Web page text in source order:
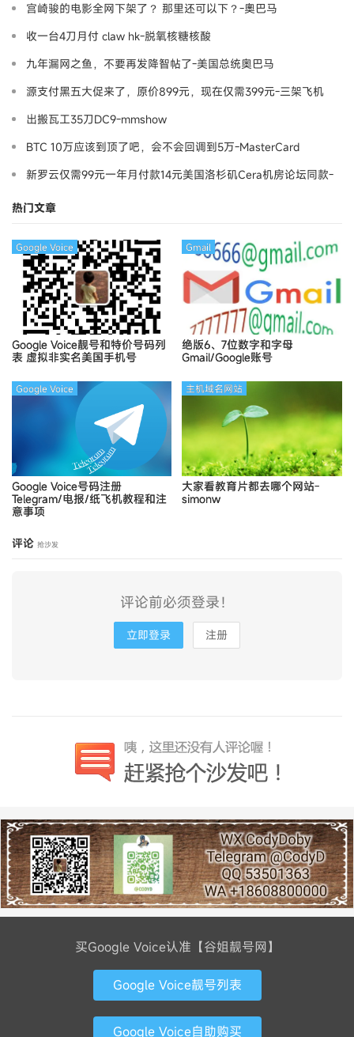
宫崎骏的电影全网下架了？ 那里还可以下？-奧巴马
收一台4刀月付 claw hk-脱氧核糖核酸
九年漏网之鱼，不要再发降智帖了-美国总统奥巴马
源支付黑五大促来了，原价899元，现在仅需399元-三架飞机
出搬瓦工35刀DC9-mmshow
BTC 10万应该到顶了吧，会不会回调到5万-MasterCard
新罗云仅需99元一年月付款14元美国洛杉矶Cera机房论坛同款-
热门文章
Google Voice靓号和特价号码列
表 虚拟非实名美国手机号
Google Voice
绝版6、7位数字和字母
Gmail/Google账号
Gmail
Google Voice号码注册
Telegram/电报/纸飞机教程和注
意事项
Google Voice
大家看教育片都去哪个网站-
simonw
主机域名网站
评论 抢沙发
评论前必须登录！
立即登录 注册
买Google Voice认准【谷姐靓号网】
Google Voice靓号列表
Google Voice自助购买